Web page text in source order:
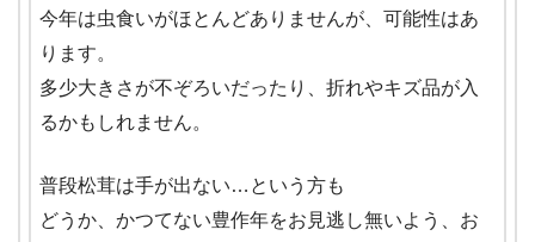
今年は虫食いがほとんどありませんが、可能性はあ
ります。
多少大きさが不ぞろいだったり、折れやキズ品が入
るかもしれません。
普段松茸は手が出ない…という方も
どうか、かつてない豊作年をお見逃し無いよう、お